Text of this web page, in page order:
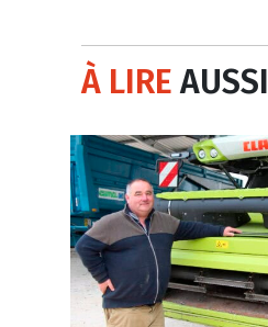
À LIREAUSSI